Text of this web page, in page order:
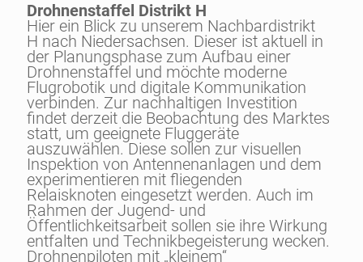
Drohnenstaffel Distrikt H
Hier ein Blick zu unserem Nachbardistrikt
H nach Niedersachsen. Dieser ist aktuell in
der Planungsphase zum Aufbau einer
Drohnenstaffel und möchte moderne
Flugrobotik und digitale Kommunikation
verbinden. Zur nachhaltigen Investition
findet derzeit die Beobachtung des Marktes
statt, um geeignete Fluggeräte
auszuwählen. Diese sollen zur visuellen
Inspektion von Antennenanlagen und dem
experimentieren mit fliegenden
Relaisknoten eingesetzt werden. Auch im
Rahmen der Jugend- und
Öffentlichkeitsarbeit sollen sie ihre Wirkung
entfalten und Technikbegeisterung wecken.
Drohnenpiloten mit „kleinem“